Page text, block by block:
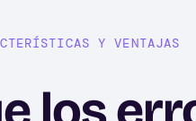
Y VENTAJAS